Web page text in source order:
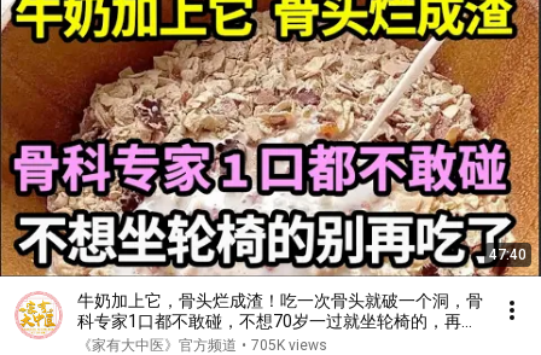
47:40
牛奶加上它，骨头烂成渣！吃一次骨头就破一个洞，骨
科专家1口都不敢碰，不想70岁一过就坐轮椅的，再喜
欢都要忌口！【家庭大医生】
《家有大中医》官方频道 • 705K views